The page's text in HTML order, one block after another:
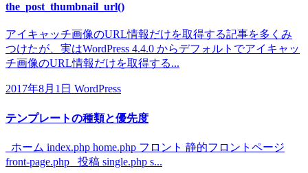
the_post_thumbnail_url()
アイキャッチ画像のURL情報だけを取得する記事を多くみ
つけたが、実はWordPress 4.4.0 からデフォルトでアイキャッ
チ画像のURL情報だけを取得する...
2017年8月1日 WordPress
テンプレートの種類と優先度
ホーム index.php home.php フロント 静的フロントページ
front-page.php 投稿 single.php s...